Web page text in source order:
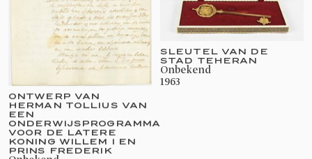
ONTWERP VAN
HERMAN TOLLIUS VAN
EEN
ONDERWIJSPROGRAMMA
VOOR DE LATERE
KONING WILLEM I EN
PRINS FREDERIK
SLEUTEL VAN DE
STAD TEHERAN
onbekend
1963